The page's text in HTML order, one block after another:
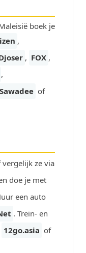
boek je
,
, FOX ,
,
Sawadee of
vergelijk ze via
doe je met
een auto
. Trein- en
12go.asia of